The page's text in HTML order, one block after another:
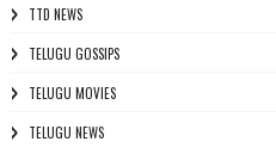
TTD NEWS
TELUGU GOSSIPS
TELUGU MOVIES
TELUGU NEWS